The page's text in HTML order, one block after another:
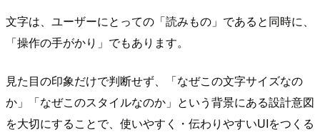
文字は、ユーザーにとっての「読みもの」であると同時に、
「操作の手がかり」でもあります。
見た目の印象だけで判断せず、「なぜこの文字サイズなの
か」「なぜこのスタイルなのか」という背景にある設計意図
を大切にすることで、使いやすく・伝わりやすいUIをつくる